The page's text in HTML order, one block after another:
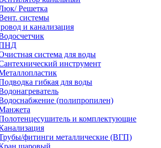
Решетка
системы
и канализация
система для воды
инструмент
гибкая для воды
(полипропилен)
и комплектующие
фитинги металлические (ВГП)
шаровый